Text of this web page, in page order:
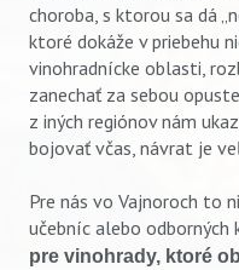
choroba, s ktorou sa dá
ktoré dokáže v priebehu
vinohradnícke oblasti,
zanechať za sebou
z iných regiónov nám
bojovať včas, návrat je
Pre nás vo Vajnoroch to
učebníc alebo odborných
pre vinohrady, ktoré